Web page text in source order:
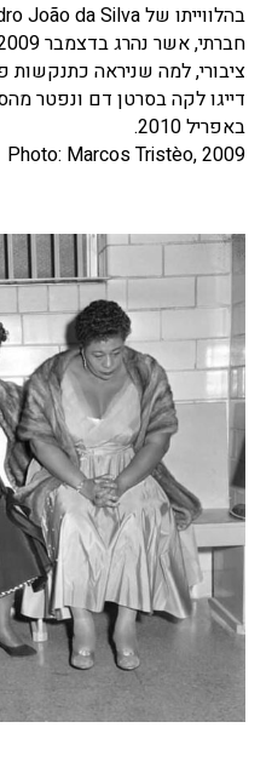
ציבורי, למה שניראה כתנקשות
באפריל 2010.
Photo: Marcos Tristèo, 2009